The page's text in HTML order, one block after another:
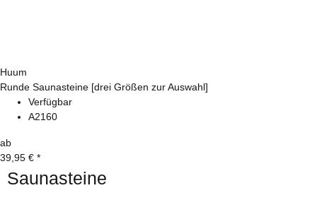
Huum
Runde Saunasteine [drei Größen zur Auswahl]
Verfügbar
A2160
ab
39,95 € *
Saunasteine